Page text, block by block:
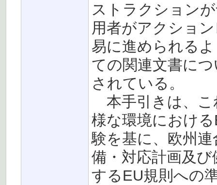
ストラクション
用者がアクショ
易に進められる
ての関連文書に
されている。
本手引きは、こ
様な環境におけ
験を基に、欧州
備・対応計画及
するEU規則への